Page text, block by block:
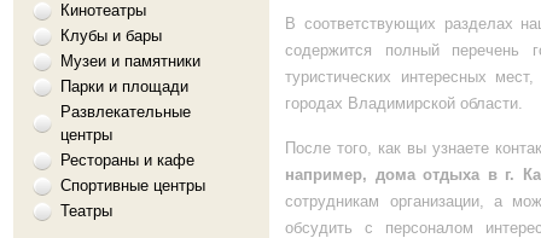
Кинотеатры
Клубы и бары
Музеи и памятники
Парки и площади
Развлекательные
центры
Рестораны и кафе
Спортивные центры
Театры
В соответствующих разделах
содержится полный перечень
туристических интересных
городах Владимирской области.
После того, как вы узнаете
например, дома отдыха в г.
сотрудникам организации, а
обсудить с персоналом